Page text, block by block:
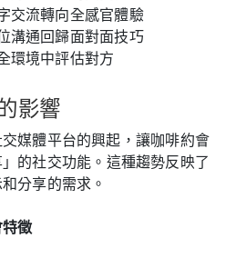
交流轉向全感官體驗
溝通回歸面對面技巧
環境中評估對方
影響
媒體平台的興起，讓咖啡約會
的社交功能。這種趨勢反映了
分享的需求。
徵